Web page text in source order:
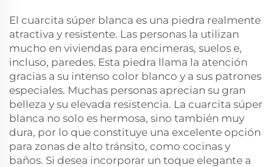
El cuarcita súper blanca es una piedra realmente
atractiva y resistente. Las personas la utilizan
mucho en viviendas para encimeras, suelos e,
incluso, paredes. Esta piedra llama la atención
gracias a su intenso color blanco y a sus patrones
especiales. Muchas personas aprecian su gran
belleza y su elevada resistencia. La cuarcita súper
blanca no solo es hermosa, sino también muy
dura, por lo que constituye una excelente opción
para zonas de alto tránsito, como cocinas y
baños. Si desea incorporar un toque elegante a